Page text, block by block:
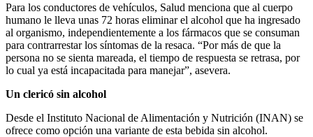
Para los conductores de vehículos, Salud menciona que al cuerpo
humano le lleva unas 72 horas eliminar el alcohol que ha ingresado
al organismo, independientemente a los fármacos que se consuman
para contrarrestar los síntomas de la resaca. “Por más de que la
persona no se sienta mareada, el tiempo de respuesta se retrasa, por
lo cual ya está incapacitada para manejar”, asevera.
Un clericó sin alcohol
Desde el Instituto Nacional de Alimentación y Nutrición (INAN) se
ofrece como opción una variante de esta bebida sin alcohol.